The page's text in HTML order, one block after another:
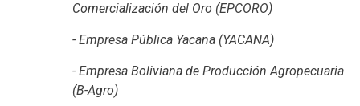
Comercialización del Oro (EPCORO)
- Empresa Pública Yacana (YACANA)
- Empresa Boliviana de Producción Agropecuaria
(B-Agro)